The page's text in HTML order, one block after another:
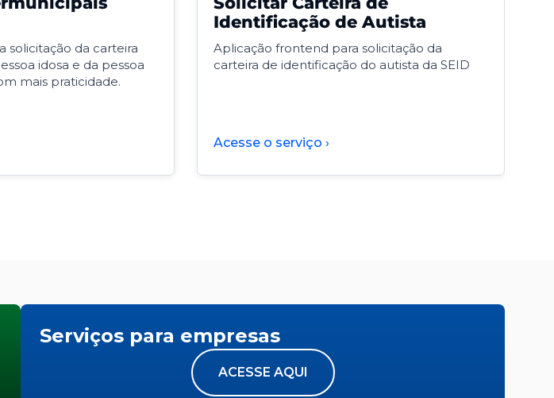
solicitação da carteira
idosa e da pessoa
mais praticidade.
Identificação de Autista
Aplicação frontend para solicitação da
carteira de identificação do autista da SEID
Acesse o serviço ›
Serviços para empresas
ACESSE AQUI